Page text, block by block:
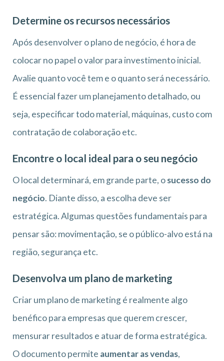
Determine os recursos necessários
Após desenvolver o plano de negócio, é hora de
colocar no papel o valor para investimento inicial.
Avalie quanto você tem e o quanto será necessário.
É essencial fazer um planejamento detalhado, ou
seja, especificar todo material, máquinas, custo com
contratação de colaboração etc.
Encontre o local ideal para o seu negócio
O local determinará, em grande parte, osucesso do
negócio. Diante disso, a escolha deve ser
estratégica. Algumas questões fundamentais para
pensar são: movimentação, se o público-alvo está na
região, segurança etc.
Desenvolva um plano de marketing
Criar um plano de marketing é realmente algo
benéfico para empresas que querem crescer,
mensurar resultados e atuar de forma estratégica.
O documento permite aumentar as vendas,